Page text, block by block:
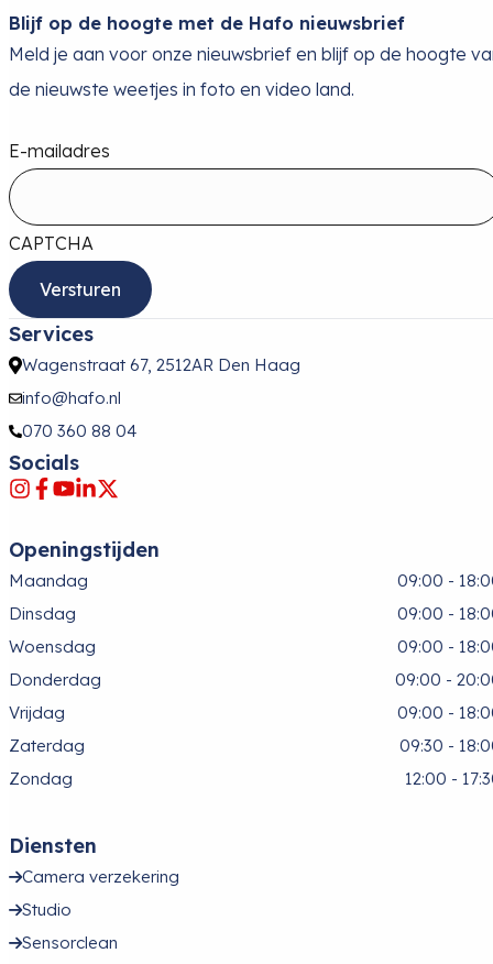
Blijf op de hoogte met de Hafo nieuwsbrief
Meld je aan voor onze nieuwsbrief en blijf op de hoogte
de nieuwste weetjes in foto en video land.
E-mailadres
CAPTCHA
Services
Wagenstraat 67, 2512AR Den Haag
info@hafo.nl
070 360 88 04
Socials
Openingstijden
Maandag
09:00 -
Dinsdag
09:00 -
Woensdag
09:00 -
Donderdag
09:00 -
Vrijdag
09:00 -
Zaterdag
09:30 -
Zondag
12:00 -
Diensten
Camera verzekering
Studio
Sensorclean